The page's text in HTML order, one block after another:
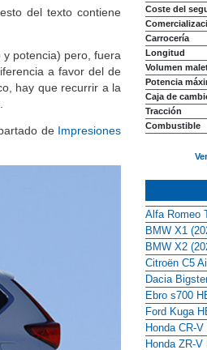
del texto contiene
potencia) pero, fuera
a favor del de
hay que recurrir a la
de Impresiones
Coste del
Carrocería
Longitud
Volumen
Potencia
Caja de
Tracción
Combustible
Alfa Romeo
BMW X1
BMW X2
Citroën C5
Dacia
Ebro s700
Ford Kuga
Honda CR-
Honda ZR-